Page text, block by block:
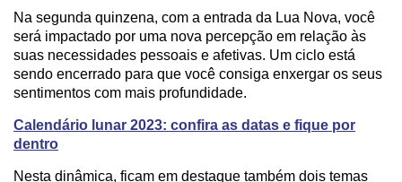
Na segunda quinzena, com a entrada da Lua Nova, você
será impactado por uma nova percepção em relação às
suas necessidades pessoais e afetivas. Um ciclo está
sendo encerrado para que você consiga enxergar os seus
sentimentos com mais profundidade.
Calendário lunar 2023: confira as datas e fique por
dentro
Nesta dinâmica, ficam em destaque também dois temas